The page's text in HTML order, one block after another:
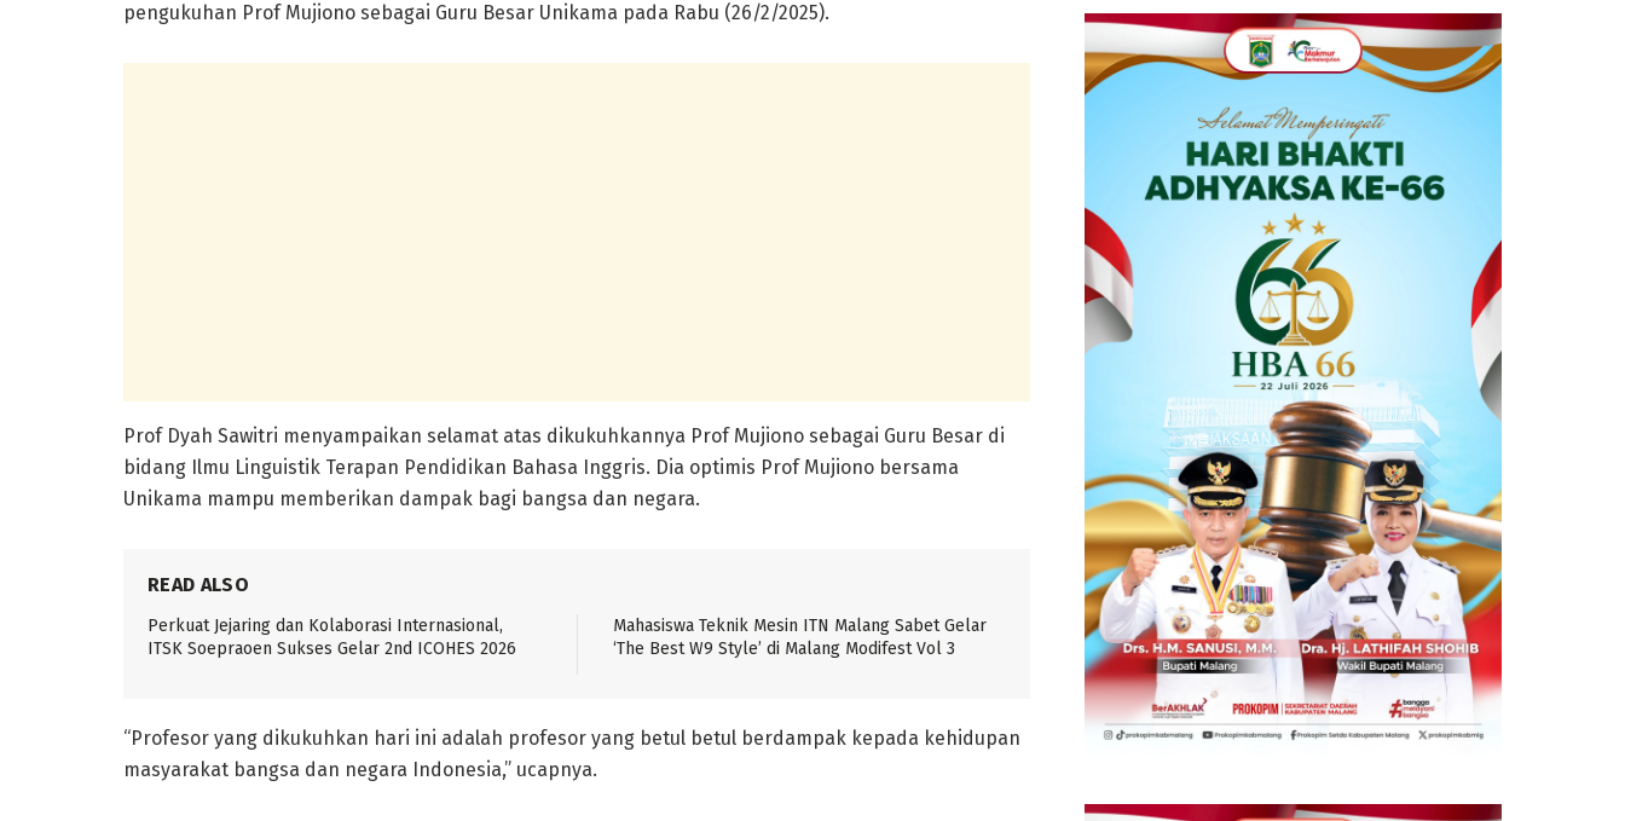
pengukuhan Prof Mujiono sebagai Guru Besar Unikama pada Rabu (26/2/2025).
Prof Dyah Sawitri menyampaikan selamat atas dikukuhkannya Prof Mujiono sebagai Guru Besar di
bidang Ilmu Linguistik Terapan Pendidikan Bahasa Inggris. Dia optimis Prof Mujiono bersama
Unikama mampu memberikan dampak bagi bangsa dan negara.
READ ALSO
Perkuat Jejaring dan Kolaborasi Internasional,
ITSK Soepraoen Sukses Gelar 2nd ICOHES 2026
Mahasiswa Teknik Mesin ITN Malang Sabet Gelar
‘The Best W9 Style’ di Malang Modifest Vol 3
“Profesor yang dikukuhkan hari ini adalah profesor yang betul betul berdampak kepada kehidupan
masyarakat bangsa dan negara Indonesia,” ucapnya.